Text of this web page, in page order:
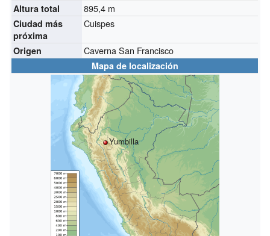
Altura total 895,4 m
Ciudad más
próxima
Cuispes
Origen Caverna San Francisco
Mapa de localización
Yumbilla